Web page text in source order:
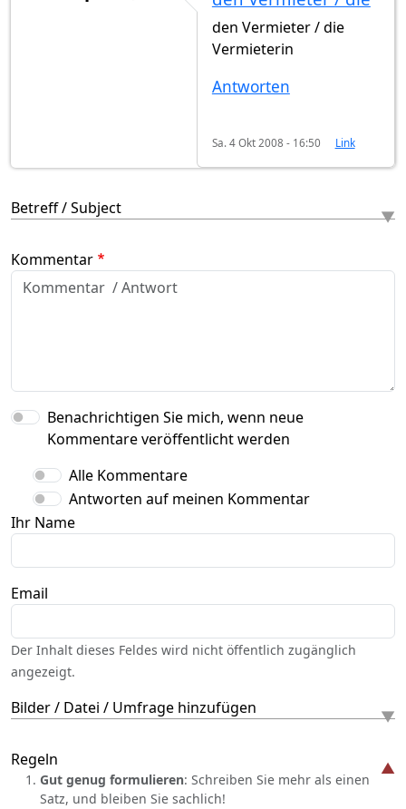
den Vermieter / die
Vermieterin
Antworten
Sa. 4 Okt 2008 - 16:50 Link
Betreff / Subject
Kommentar
Benachrichtigen Sie mich, wenn neue
Kommentare veröffentlicht werden
Alle Kommentare
Antworten auf meinen Kommentar
Ihr Name
Email
Der Inhalt dieses Feldes wird nicht öffentlich zugänglich
angezeigt.
Bilder / Datei / Umfrage hinzufügen
Regeln
Gut genug formulieren: Schreiben Sie mehr als einen
Satz, und bleiben Sie sachlich!